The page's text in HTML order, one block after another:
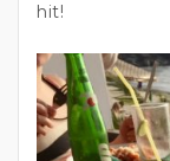
hit!